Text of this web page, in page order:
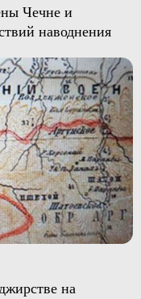
Чечне и
наводнения
на